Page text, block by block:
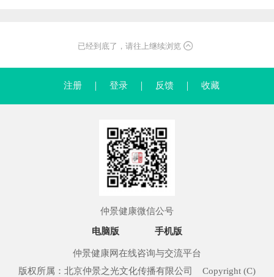
已经到底了，请往上继续浏览
注册 登录 反馈 收藏
仲景健康微信公号
电脑版 手机版
仲景健康网在线咨询与交流平台
版权所属：北京仲景之光文化传播有限公司 Copyright (C)